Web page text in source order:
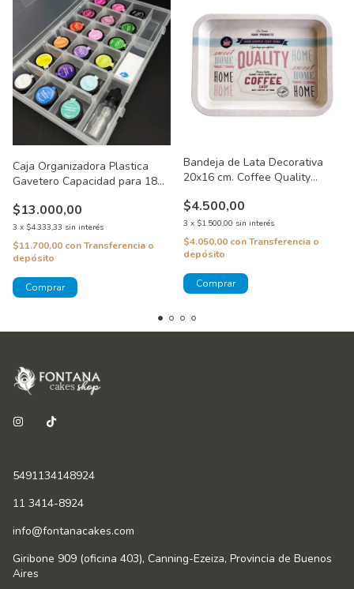
Caja Organizadora Plastica
Gavetero Capacidad para 18
$13.000,00
3 x $4.333,33 sin interés
$11.700,00 conTransferencia o
depósito
Bandeja de Lata Decorativa
20x16 cm. Coffee Quality
$4.500,00
3 x $1.500,00 sin interés
$4.050,00 conTransferencia o
depósito
5491134148924
11 3414-8924
info@fontanacakes.com
Giribone 909 (oficina 403), Canning-Ezeiza, Provincia de Buenos
Aires